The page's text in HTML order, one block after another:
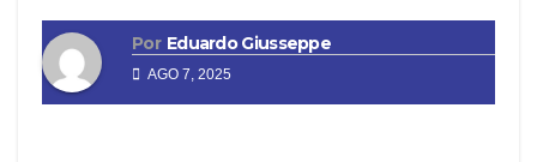
Por Eduardo Giusseppe
AGO 7, 2025